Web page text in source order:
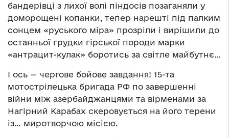
бандерівці з лихої волі піндосів позаганяли у
доморощені копанки, тепер нарешті під палким
сонцем «руського міра» прозріли і вирішили до
останньої грудки гірської породи марки
«антрацит-кулак» боротись за світле майбутнє…
І ось — чергове бойове завдання! 15-та
мотострілецька бригада РФ по завершенні
війни між азербайджанцями та вірменами за
Нагірний Карабах скеровується на його терени
із… миротворчою місією.